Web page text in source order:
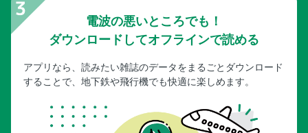
電波の悪いところでも！
ダウンロードしてオフラインで読める
アプリなら、読みたい雑誌のデータをまるごとダウンロード
することで、地下鉄や飛行機でも快適に楽しめます。